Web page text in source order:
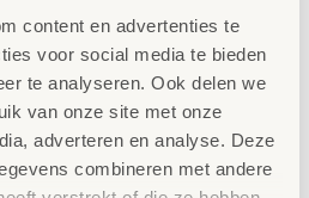
content en advertenties te
voor social media te bieden
te analyseren. Ook delen we
van onze site met onze
adverteren en analyse. Deze
combineren met andere
Concept?
project start vanuit uw idee